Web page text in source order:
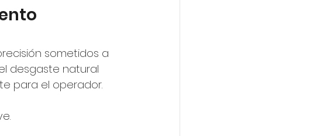
sometidos a
desgaste natural
para el operador.